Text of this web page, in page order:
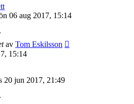
06 aug 2017, 15:14
av Tom Eskilsson
15:14
20 jun 2017, 21:49